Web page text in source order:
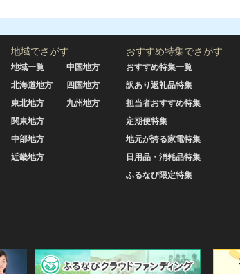
地域でさがす
地域一覧
北海道地方
東北地方
関東地方
中部地方
近畿地方
中国地方
四国地方
九州地方
おすすめ特集でさがす
おすすめ特集一覧
訳あり返礼品特集
担当者おすすめ特集
定期便特集
地元が誇る家電特集
日用品・消耗品特集
ふるなび限定特集